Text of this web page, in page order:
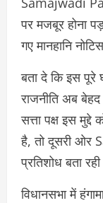
पर मजबूर होना
गए मानहानि
बता दे कि इस पूरे
राजनीति अब
सत्ता पक्ष इस
है, तो दूसरी ओर
प्रतिशोध बता
विधानसभा में